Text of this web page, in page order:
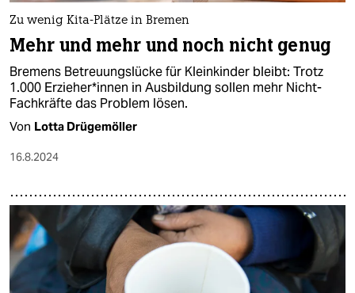
Zu wenig Kita-Plätze in Bremen
Mehr und mehr und noch nicht genug
Bremens Betreuungslücke für Kleinkinder bleibt: Trotz
1.000 Er­zie­he­r*in­nen in Ausbildung sollen mehr Nicht-
Fachkräfte das Problem lösen.
Von Lotta Drügemöller
16.8.2024